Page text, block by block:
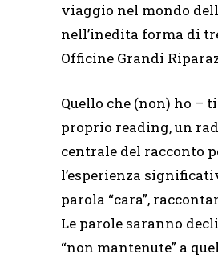
viaggio nel mondo
nell’inedita forma di
Officine Grandi
Quello che (non) ho –
proprio reading, un
centrale del racconto
l’esperienza
parola “cara”,
Le parole saranno
“non mantenute” a